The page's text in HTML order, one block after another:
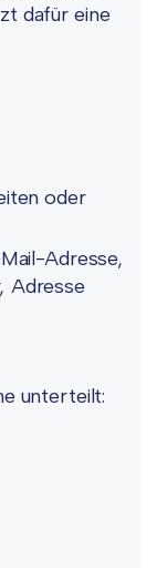
dafür eine
oder
Adresse,
Adresse
unterteilt: